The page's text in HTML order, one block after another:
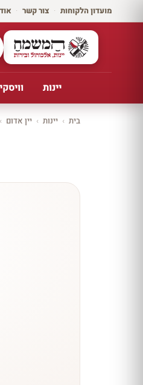
מועדון הלקוחות · צור קשר ·
יינות וויסקי
בית › יינות › יין אדום ›
כל